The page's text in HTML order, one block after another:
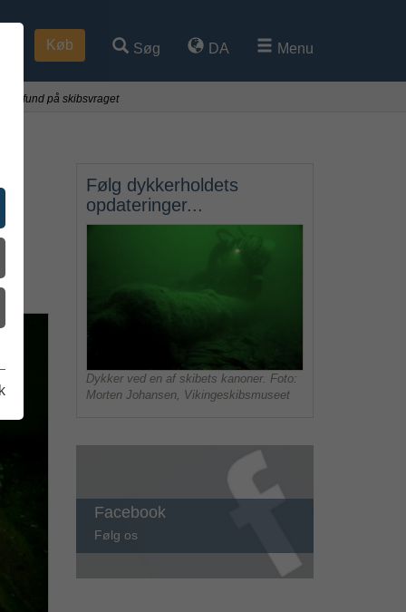
Køb Søg DA Menu
fund på skibsvraget
at
Følg dykkerholdets
opdateringer...
Dykker ved en af skibets kanoner. Foto:
Morten Johansen, Vikingeskibsmuseet
Facebook
Følg os